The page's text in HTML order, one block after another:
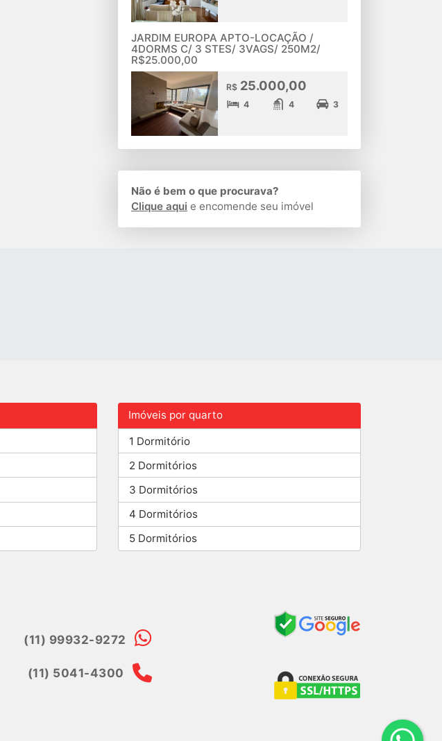
JARDIM EUROPA APTO-LOCAÇÃO /
4DORMS C/ 3 STES/ 3VAGS/ 250M2/
R$25.000,00
R$25.000,00
4 4 3
Não é bem o que procurava?
Clique aqui e encomende seu imóvel
Imóveis por quarto
1 Dormitório
2 Dormitórios
3 Dormitórios
4 Dormitórios
5 Dormitórios
(11) 99932-9272
(11) 5041-4300